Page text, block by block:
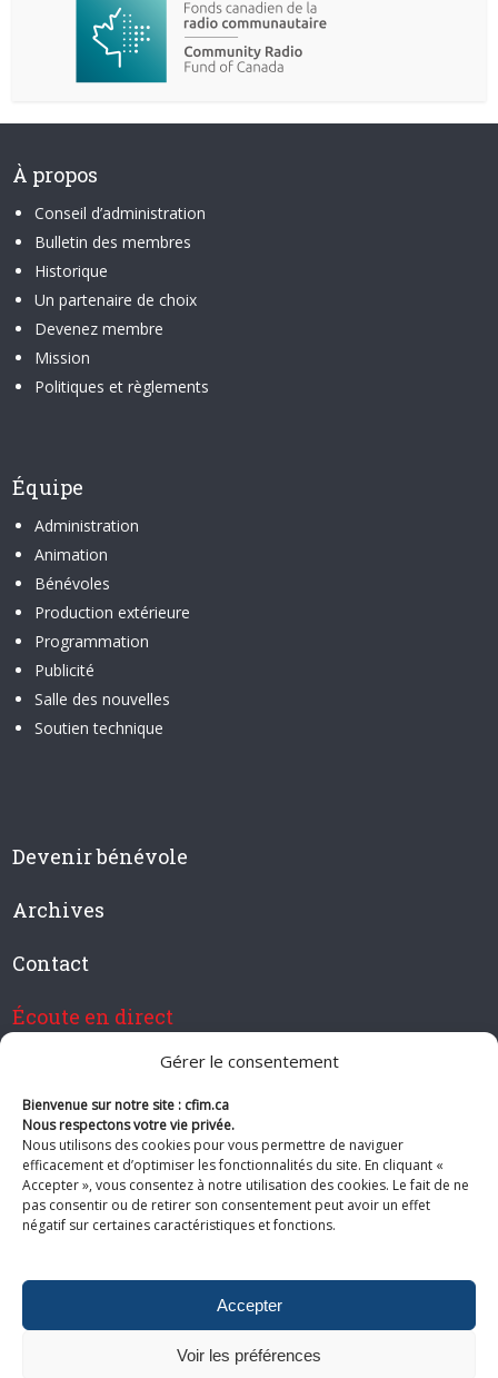
Gérer le consentement
Bienvenue sur notre site : cfim.ca
Nous respectons votre vie privée.
Nous utilisons des cookies pour vous permettre de naviguer
efficacement et d’optimiser les fonctionnalités du site. En cliquant «
Accepter », vous consentez à notre utilisation des cookies. Le fait de ne
pas consentir ou de retirer son consentement peut avoir un effet
négatif sur certaines caractéristiques et fonctions.
Accepter
Voir les préférences
À propos
Conseil d’administration
Bulletin des membres
Historique
Un partenaire de choix
Devenez membre
Mission
Politiques et règlements
Équipe
Administration
Animation
Bénévoles
Production extérieure
Programmation
Publicité
Salle des nouvelles
Soutien technique
Devenir bénévole
Archives
Contact
Écoute en direct
Devenir membre de CFIM
Suivez-nous